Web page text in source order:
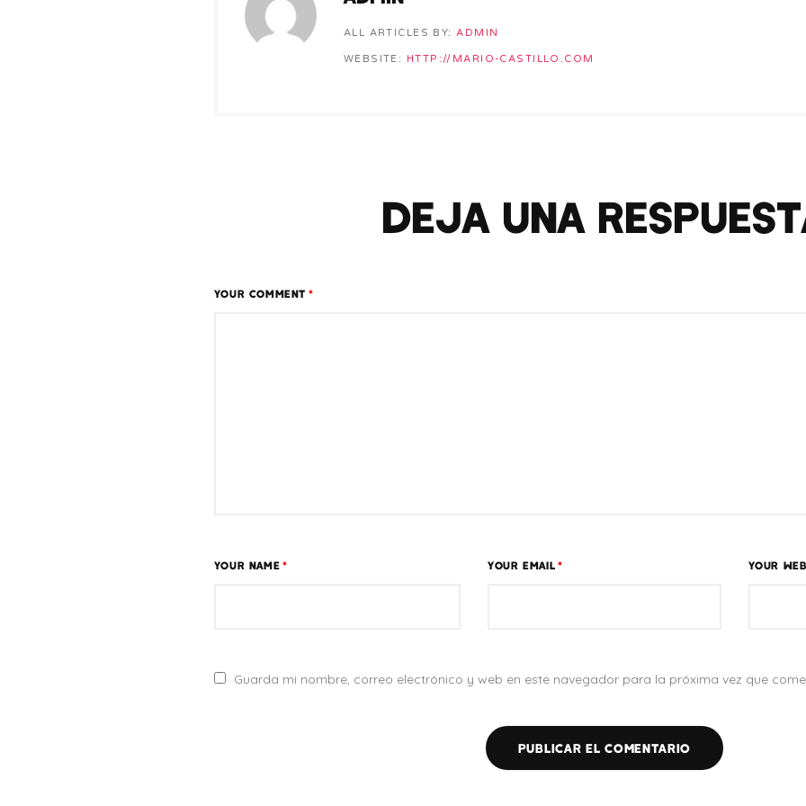
ALL ARTICLES BY: ADMIN
WEBSITE: HTTP://MARIO-CASTILLO.COM
Deja una
YOUR COMMENT *
YOUR NAME * YOUR EMAIL * YOUR
Guarda mi nombre, correo electrónico y web en este navegador para la próxima vez que